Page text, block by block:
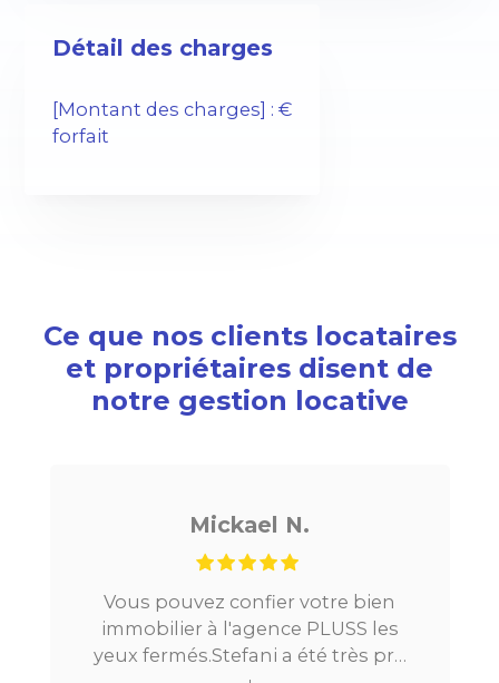
Détail des charges
[Montant des charges] : €
forfait
Ce que nos clients locataires
et propriétaires disent de
notre gestion locative
confier votre bien
l'agence PLUSS les
a été très pro
Je cherchais un
Paris, tout s’est très
la mise en